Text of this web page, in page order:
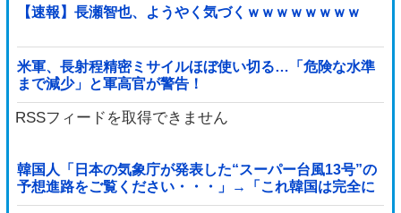
【速報】長瀬智也、ようやく気づくｗｗｗｗｗｗｗｗ
米軍、長射程精密ミサイルほぼ使い切る…「危険な水準
まで減少」と軍高官が警告！
RSSフィードを取得できません
韓国人「日本の気象庁が発表した“スーパー台風13号”の
予想進路をご覧ください・・・」→「これ韓国は完全に
直撃なんだけど」「信じませんｗｗｗ」